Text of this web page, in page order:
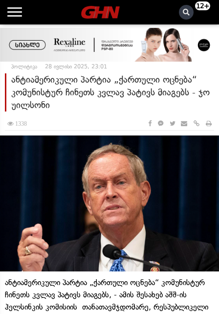
12+
პოლიტიკა 28 ივლისი 2025, 23:01
ანტიამერიკული პარტია „ქართული ოცნება“
კომუნისტურ ჩინეთს კვლავ პატივს მიაგებს - ჯო
უილსონი
1338
ანტიამერიკული პარტია „ქართული ოცნება“ კომუნისტურ
ჩინეთს კვლავ პატივს მიაგებს, - ამის შესახებ აშშ-ის
ჰელსინკის კომისიის თანათავმჯდომარე, რესპუბლიკელი